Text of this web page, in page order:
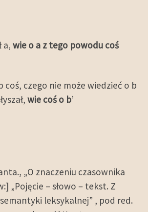
a, wie o a z tego powodu coś
coś, czego nie może wiedzieć o b
wie coś o b’
„O znaczeniu czasownika
„Pojęcie – słowo – tekst. Z
leksykalnej” , pod red.